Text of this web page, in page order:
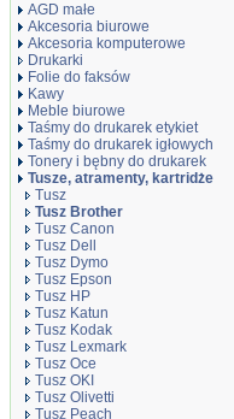
AGD małe
Akcesoria biurowe
Akcesoria komputerowe
Drukarki
Folie do faksów
Kawy
Meble biurowe
Taśmy do drukarek etykiet
Taśmy do drukarek igłowych
Tonery i bębny do drukarek
Tusze, atramenty, kartridże
Tusz
Tusz Brother
Tusz Canon
Tusz Dell
Tusz Dymo
Tusz Epson
Tusz HP
Tusz Katun
Tusz Kodak
Tusz Lexmark
Tusz Oce
Tusz OKI
Tusz Olivetti
Tusz Peach